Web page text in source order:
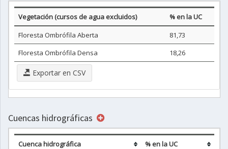
Vegetación (cursos de agua excluidos)
% en la UC
Floresta Ombrófila Aberta
81,73
Floresta Ombrófila Densa
18,26
Exportar en CSV
Cuencas hidrográficas
Cuenca hidrográfica
% en la UC